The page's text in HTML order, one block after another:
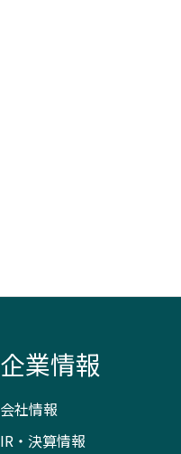
企業情報
会社情報
IR・決算情報